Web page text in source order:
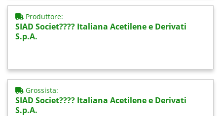
Produttore:
SIAD Societ???? Italiana Acetilene e Derivati
S.p.A.
Grossista:
SIAD Societ???? Italiana Acetilene e Derivati
S.p.A.